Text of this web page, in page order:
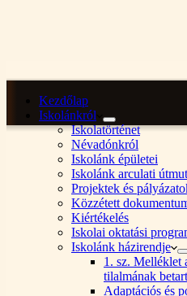
Kezdőlap
Iskolánkról
Iskolatörténet
Névadónkról
Iskolánk épületei
Iskolánk arculati
Projektek és
Közzétett
Kiértékelés
Iskolai oktatási
Iskolánk házirendje
1. sz. Melléklet
tilalmának
Adaptációs és